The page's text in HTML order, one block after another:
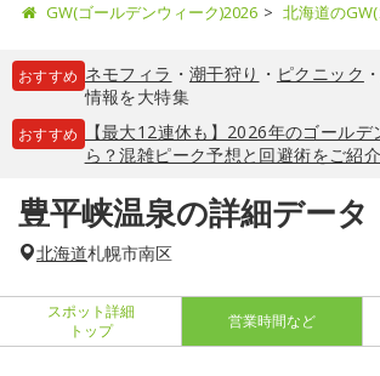
GW(ゴールデンウィーク)2026 北海道の
おすすめ ネモフィラ ・ 潮干狩り ・ ピクニック ・
情報を大特集
おすすめ
【最大12連休も】2026年のゴール
ら？混雑ピーク予想と回避術をご紹介
豊平峡温泉の詳細データ
北海道札幌市南区
スポット詳細
トップ
営業時間など